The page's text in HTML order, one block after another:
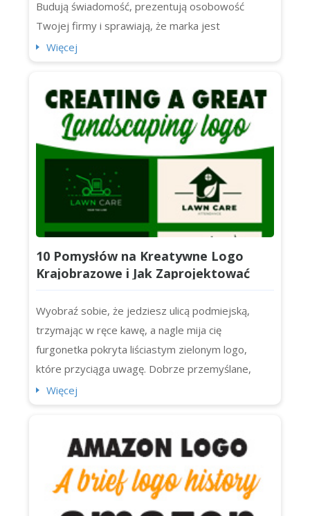
Budują świadomość, prezentują osobowość
Twojej firmy i sprawiają, że marka jest
zapadająca w pamięć. Ale dzisiaj skupimy się na
rozpoznawalnych logotypach literowych na
świecie (w tym Chanel, IBM i NASA). Zaczynajmy.
Czym jest lo...
Więcej
10 Pomysłów na Kreatywne Logo
Krajobrazowe i Jak Zaprojektować
Własne
Wyobraź sobie, że jedziesz ulicą podmiejską,
trzymając w ręce kawę, a nagle mija cię
furgonetka pokryta liściastym zielonym logo,
które przyciąga uwagę. Dobrze przemyślane,
pięknie wykonane logo krajobrazowe może być
klientem na bloku. Nie ma znaczenia, czy jesteś
jednoosobowym mistrzem ogrodniczym...
Więcej